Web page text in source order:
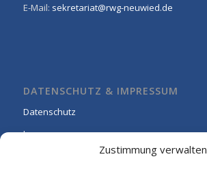
Zustimmung verwalten
E-Mail: sekretariat@rwg-neuwied.de
DATENSCHUTZ & IMPRESSUM
Datenschutz
Impressum
Cookie-Richtlinie (EU)